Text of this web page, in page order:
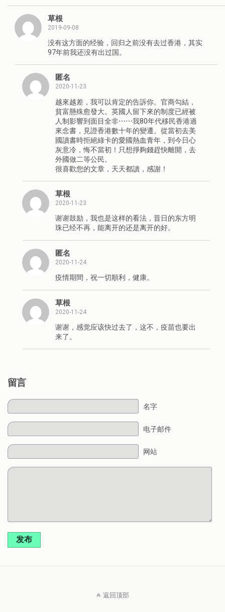
草根
2019-09-08
没有这方面的经验，回归之前没有去过香港，其实
97年前我还没有出过国。
匿名
2020-11-23
越來越差，我可以肯定的告訴你。官商勾結，
貧富懸殊愈發大。英國人留下來的制度已經被
人制影響到面目全非⋯⋯我80年代移民香港過
來念書，見證香港數十年的變遷。從當初去美
國讀書時拒絕綠卡的愛國熱血青年，到今日心
灰意冷，悔不當初！只想掙夠錢趕快離開，去
外國做二等公民。
很喜歡您的文章，天天都讀，感謝！
草根
2020-11-23
谢谢鼓励，我也是这样的看法，昔日的东方明
珠已经不再，能离开的还是离开的好。
匿名
2020-11-24
疫情期間，祝一切順利，健康。
草根
2020-11-24
谢谢，感觉应该快过去了，这不，疫苗也要出
来了。
留言
名字
电子邮件
网站
发布
返回顶部